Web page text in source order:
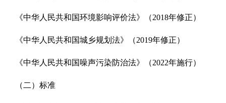
《中华人民共和国环境影响评价法》（2018年修正）
《中华人民共和国城乡规划法》（2019年修正）
《中华人民共和国噪声污染防治法》（2022年施行）
（二）标准